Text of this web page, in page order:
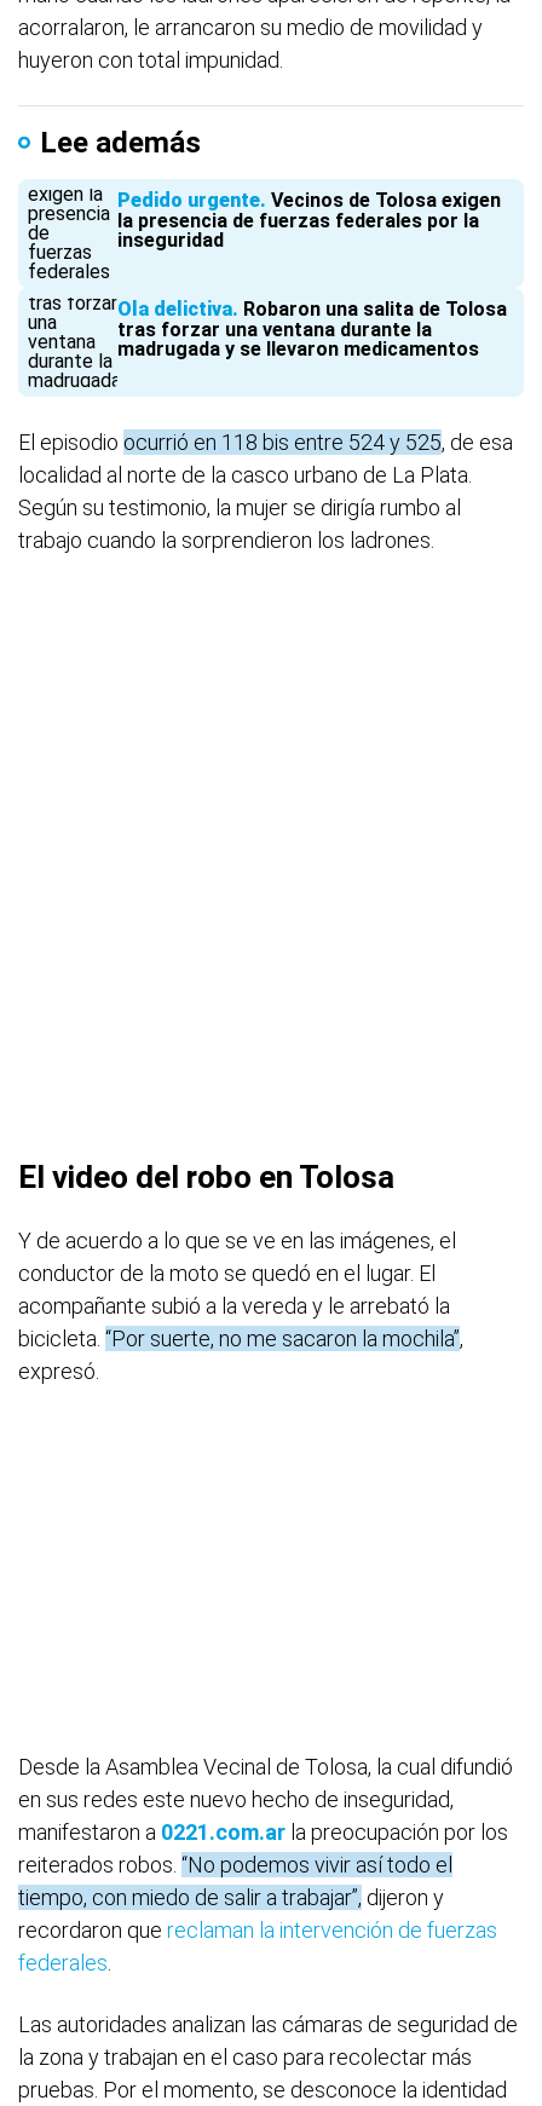
acorralaron, le arrancaron su medio de movilidad y
huyeron con total impunidad.
Lee además
Pedido urgente Vecinos de Tolosa exigen
la presencia de fuerzas federales por la
inseguridad
Ola delictiva Robaron una salita de Tolosa
tras forzar una ventana durante la
madrugada y se llevaron medicamentos
El episodio ocurrió en 118 bis entre 524 y 525, de esa
localidad al norte de la casco urbano de La Plata.
Según su testimonio, la mujer se dirigía rumbo al
trabajo cuando la sorprendieron los ladrones.
El video del robo en Tolosa
Y de acuerdo a lo que se ve en las imágenes, el
conductor de la moto se quedó en el lugar. El
acompañante subió a la vereda y le arrebató la
bicicleta. “Por suerte, no me sacaron la mochila”,
expresó.
Desde la Asamblea Vecinal de Tolosa, la cual difundió
en sus redes este nuevo hecho de inseguridad,
manifestaron a 0221.com.ar la preocupación por los
reiterados robos. “No podemos vivir así todo el
tiempo, con miedo de salir a trabajar”, dijeron y
recordaron que reclaman la intervención de fuerzas
federales
Las autoridades analizan las cámaras de seguridad de
la zona y trabajan en el caso para recolectar más
pruebas. Por el momento, se desconoce la identidad